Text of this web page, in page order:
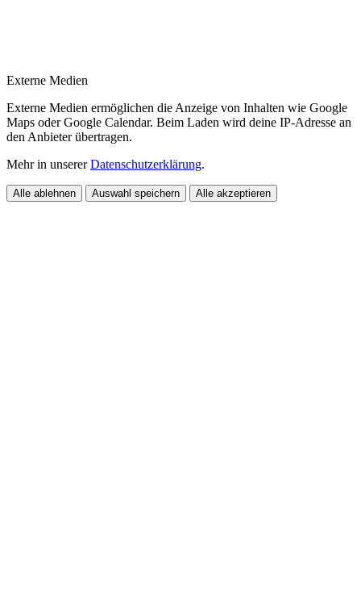
Externe Medien
Externe Medien ermöglichen die Anzeige von Inhalten wie Google
Maps oder Google Calendar. Beim Laden wird deine IP-Adresse an
den Anbieter übertragen.
Mehr in unsererDatenschutzerklärung.
Alle ablehnen Auswahl speichern Alle akzeptieren